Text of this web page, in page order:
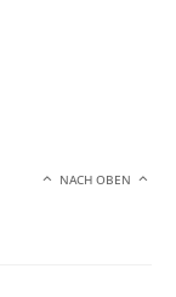
NACH OBEN